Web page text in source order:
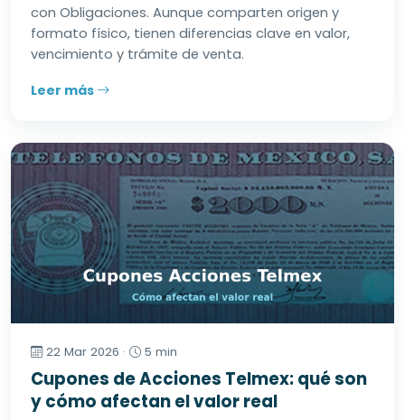
con Obligaciones. Aunque comparten origen y
formato físico, tienen diferencias clave en valor,
vencimiento y trámite de venta.
Leer más
22 Mar 2026 · 5 min
Cupones de Acciones Telmex: qué son
y cómo afectan el valor real